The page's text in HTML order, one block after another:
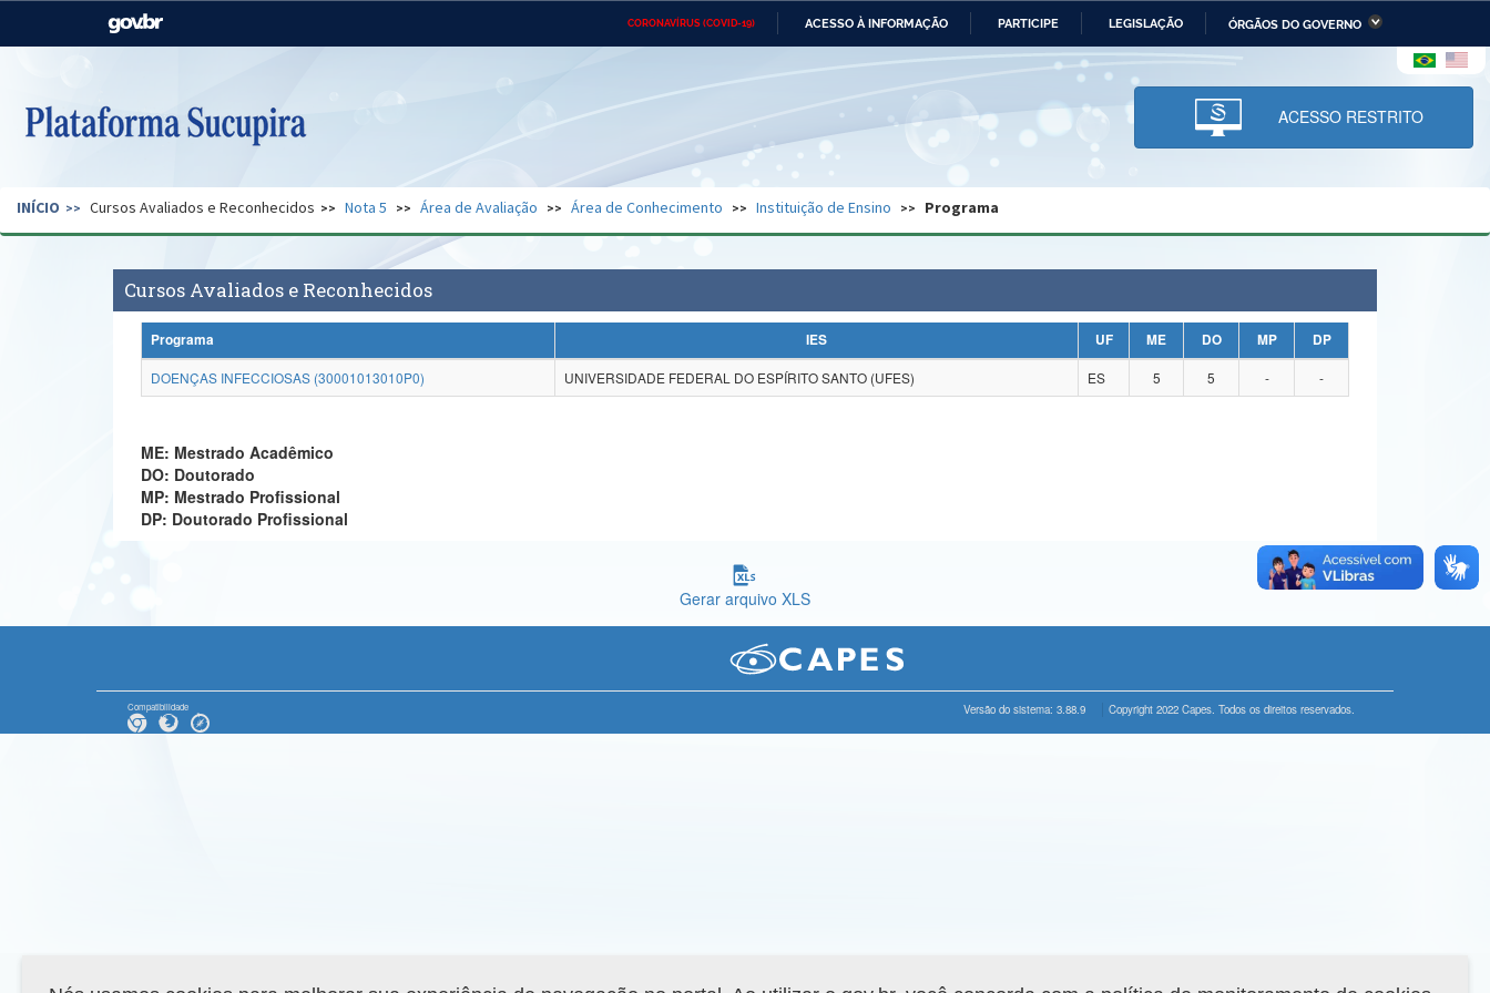
CORONAVÍRUS (COVID-19) ACESSO À INFORMAÇÃO PARTICIPE LEGISLAÇÃO ÓRGÃOS DO GOVERNO
Casa Civil Ministério das Relações Ministério da Economia Ministério da Infraestrutura
Pecuária e Abastecimento
Ministério da Ciência,
Tecnologia, Inovações e
Comunicações
Ministério do Desenvolvimento
Regional e dos Direitos Humanos
Secretaria de Governo Gabinete de Segurança Advocacia-Geral da União Banco Central do Brasil Planalto
ACESSO RESTRITO
INÍCIO Cursos Avaliados e Reconhecidos Nota 5 Área de Avaliação Área de Conhecimento Instituição de Ensino Programa
Cursos Avaliados e Reconhecidos
Programa IES UF ME DO MP
DP
DOENÇAS INFECCIOSAS (30001013010P0)
UNIVERSIDADE FEDERAL DO ESPÍRITO SANTO (UFES) ES 5 5 - -
ME: Mestrado Acadêmico
DO: Doutorado
MP: Mestrado Profissional
DP: Doutorado Profissional
Gerar arquivo XLS
Compatibilidade Versão do sistema: 3.88.9 Copyright 2022 Capes. Todos os direitos reservados.